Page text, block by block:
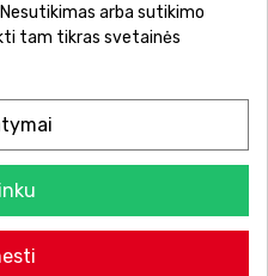
arba sutikimo
tam tikras svetainės